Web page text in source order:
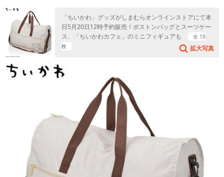
「ちいかわ」グッズがしまむらオンラインストアにて本
日5月20日12時予約販売！ボストンバッグとスーツケー
ス、「ちいかわカフェ」のミニフィギュアも
全 10
枚
拡大写真